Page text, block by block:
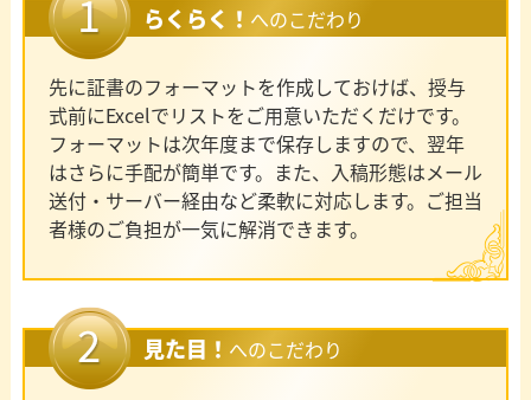
らくらく！ へのこだわり
先に証書のフォーマットを作成しておけば、授与
式前にExcelでリストをご用意いただくだけです。
フォーマットは次年度まで保存しますので、翌年
はさらに手配が簡単です。また、入稿形態はメール
送付・サーバー経由など柔軟に対応します。ご担当
者様のご負担が一気に解消できます。
見た目！ へのこだわり